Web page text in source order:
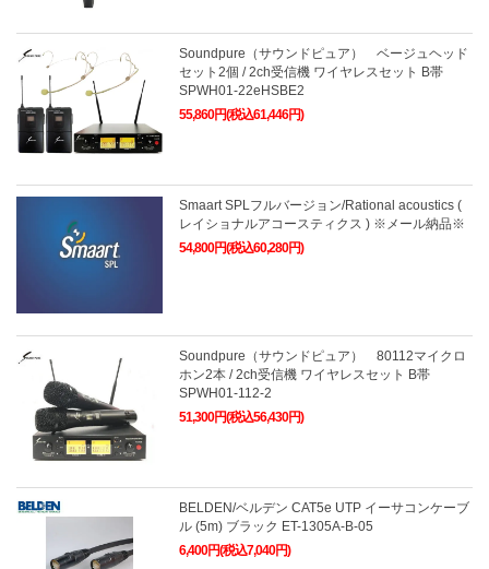
Soundpure（サウンドピュア） ベージュヘッド
セット2個 / 2ch受信機 ワイヤレスセット B帯
SPWH01-22eHSBE2
55,860円(税込61,446円)
Smaart SPLフルバージョン/Rational acoustics (
レイショナルアコースティクス ) ※メール納品※
54,800円(税込60,280円)
Soundpure（サウンドピュア） 80112マイクロ
ホン2本 / 2ch受信機 ワイヤレスセット B帯
SPWH01-112-2
51,300円(税込56,430円)
BELDEN/ベルデン CAT5e UTP イーサコンケーブ
ル (5m) ブラック ET-1305A-B-05
6,400円(税込7,040円)